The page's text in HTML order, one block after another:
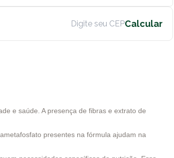
e saúde. A presença de fibras e extrato de
presentes na fórmula ajudam na